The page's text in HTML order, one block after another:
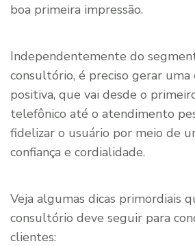
boa primeira impressão.
Independentemente do
consultório, é preciso gerar uma
positiva, que vai desde o
telefônico até o atendimento
fidelizar o usuário por meio de
confiança e cordialidade.
Veja algumas dicas primordiais
consultório deve seguir para
clientes: